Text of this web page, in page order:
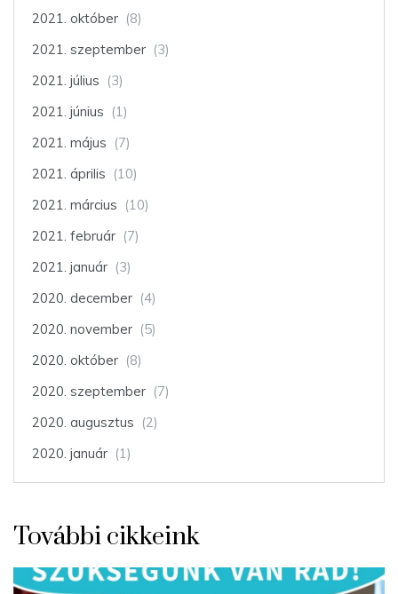
2021. október (8)
2021. szeptember (3)
2021. július (3)
2021. június (1)
2021. május (7)
2021. április (10)
2021. március (10)
2021. február (7)
2021. január (3)
2020. december (4)
2020. november (5)
2020. október (8)
2020. szeptember (7)
2020. augusztus (2)
2020. január (1)
További cikkeink